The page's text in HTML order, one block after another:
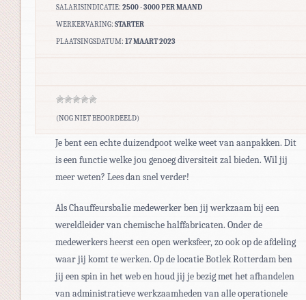
SALARISINDICATIE: 2500 - 3000 PER MAAND
WERKERVARING: STARTER
PLAATSINGSDATUM: 17 MAART 2023
(NOG NIET BEOORDEELD)
Je bent een echte duizendpoot welke weet van aanpakken. Dit
is een functie welke jou genoeg diversiteit zal bieden. Wil jij
meer weten? Lees dan snel verder!
Als Chauffeursbalie medewerker ben jij werkzaam bij een
wereldleider van chemische halffabricaten. Onder de
medewerkers heerst een open werksfeer, zo ook op de afdeling
waar jij komt te werken. Op de locatie Botlek Rotterdam ben
jij een spin in het web en houd jij je bezig met het afhandelen
van administratieve werkzaamheden van alle operationele